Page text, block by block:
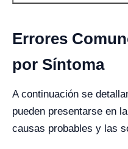
Errores
por Síntoma
A continuación se
pueden presentarse en
causas probables y las